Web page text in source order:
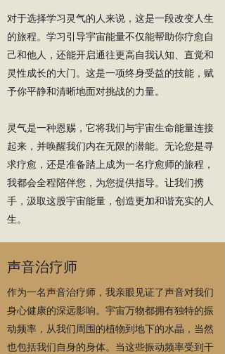
对于选择学习灵气的人来说，这是一段改变人生
的旅程。学习引导宇宙能量不仅能帮助你疗愈自
己和他人，还能开启通往更高自我认知、直觉和
灵性成长的大门。这是一项终身受益的技能，赋
予你平静和清晰地面对挑战的力量。
灵气是一种恩赐，它将我们与宇宙生命能量连接
起来，并唤醒我们内在无限的潜能。无论您是寻
求疗愈，还是准备踏上成为一名疗愈师的旅程，
我都会全程陪伴您，为您提供指导。让我们携
手，汲取这股宇宙能量，创造更加和谐充实的人
生。
声音治疗师
作为一名声音治疗师，我亲眼见证了声音对我们
身心健康的深远影响。宇宙万物都拥有独特的振
动频率，从我们周围的植物到地下的水晶，当然
也包括我们自身的身体。当这些振动频率受到干